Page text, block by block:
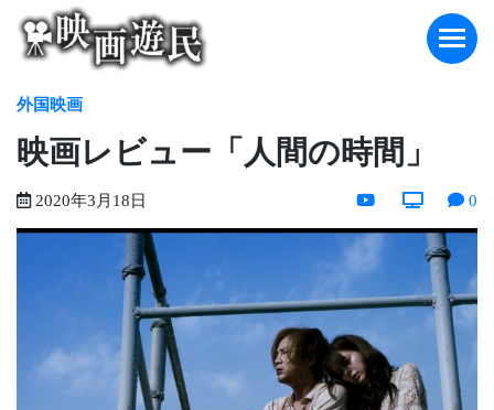
content
外国映画
映画レビュー「人間の時間」
2020年3月18日 0